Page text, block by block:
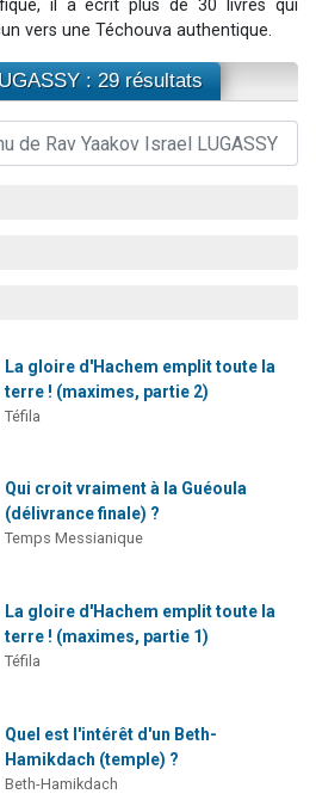
49 places pour étudier en groupe sur Zoom
2 personnes viennent de nous rejoindre sur WhatsApp
il a écrit plus de 30 livres qui
vers une Téchouva authentique.
: 29 résultats
La gloire d'Hachem emplit toute la
terre ! (maximes, partie 2)
Téfila
Qui croit vraiment à la Guéoula
(délivrance finale) ?
Temps Messianique
La gloire d'Hachem emplit toute la
terre ! (maximes, partie 1)
Téfila
Quel est l'intérêt d'un Beth-
Hamikdach (temple) ?
Beth-Hamikdach